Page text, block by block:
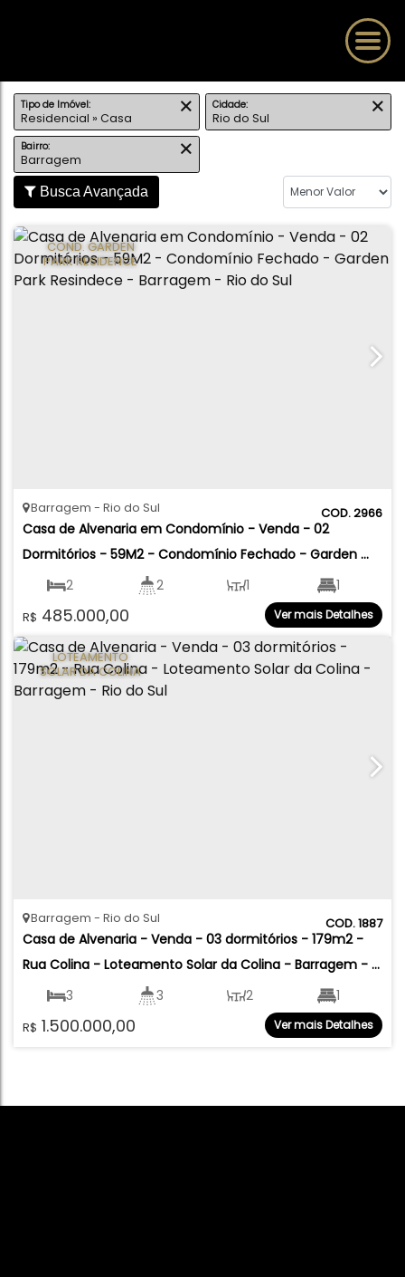
Tipo de Imóvel:
Residencial » Casa
Cidade:
Rio do Sul
Bairro:
Barragem
Busca Avançada
COND. GARDEN
PARK RESIDENCE
2966
Casa de Alvenaria em Condomínio - Venda - 02
Dormitórios - 59M2 - Condomínio Fechado - Garden
Park Resindece - Barragem - Rio do Sul
R$ 485.000,00
Barragem Rio do Sul
2 2 1 1
1 150.60m²
Ver mais Detalhes
⠀LOTEAMENTO⠀
SOLAR DA COLINA
1887
Casa de Alvenaria - Venda - 03 dormitórios - 179m2 -
Rua Colina - Loteamento Solar da Colina - Barragem -
Rio do Sul
R$ 1.500.000,00
Barragem Rio do Sul
3 3 2 1
2 379.62m²
Ver mais Detalhes